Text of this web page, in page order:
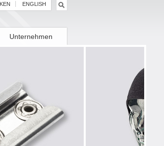
ENGLISH
Unternehmen